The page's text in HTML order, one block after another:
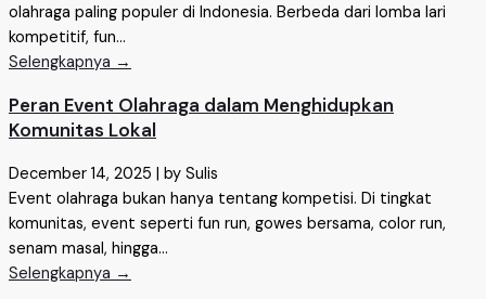
olahraga paling populer di Indonesia. Berbeda dari lomba lari
kompetitif, fun...
Selengkapnya →
Peran Event Olahraga dalam Menghidupkan
Komunitas Lokal
December 14, 2025 | by Sulis
Event olahraga bukan hanya tentang kompetisi. Di tingkat
komunitas, event seperti fun run, gowes bersama, color run,
senam masal, hingga...
Selengkapnya →